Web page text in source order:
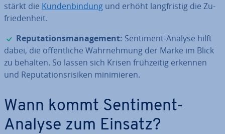
stärkt die Kun­den­bin­dung und erhöht lang­fris­tig die Zu­
frie­den­heit.
✓
Re­pu­ta­ti­ons­ma­nage­ment: Sentiment-Analyse hilft
dabei, die öf­fent­li­che Wahr­neh­mung der Marke im Blick
zu behalten. So lassen sich Krisen früh­zei­tig erkennen
und Re­pu­ta­ti­ons­ri­si­ken mi­ni­mie­ren.
Wann kommt Sentiment-
Analyse zum Einsatz?